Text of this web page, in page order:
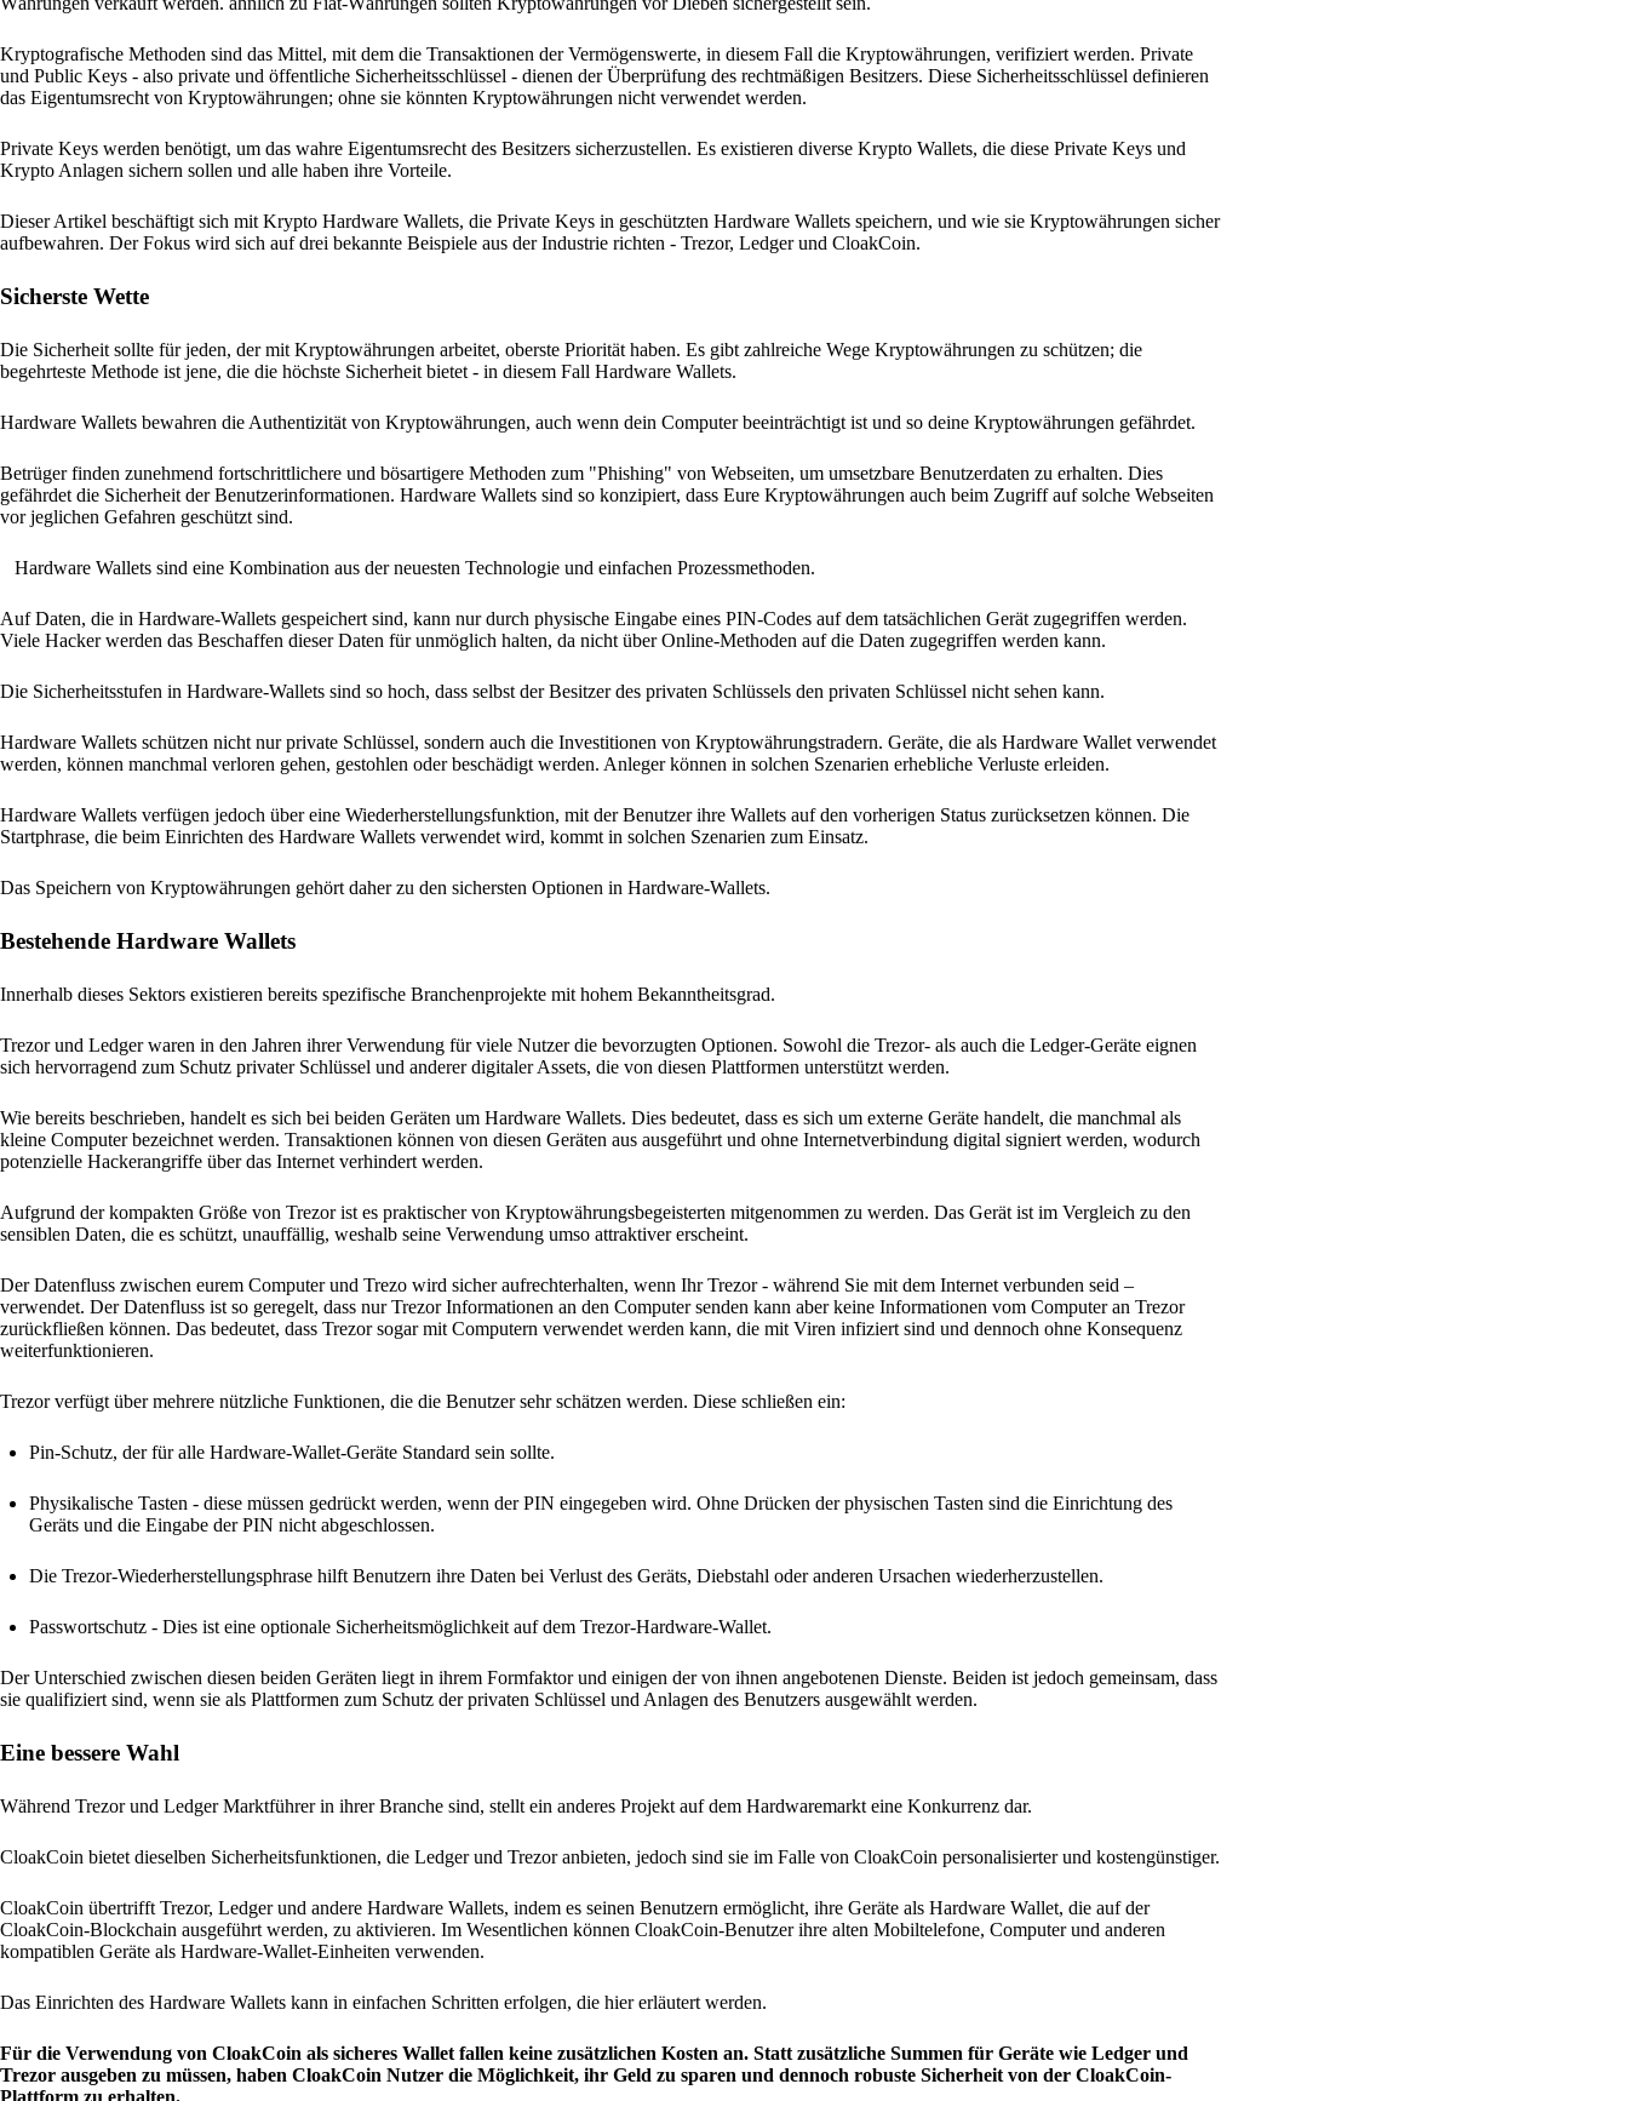
Kryptografische Methoden sind das Mittel, mit dem die Transaktionen der Vermögenswerte, in diesem Fall die Kryptowährungen, verifiziert werden. Private
und Public Keys - also private und öffentliche Sicherheitsschlüssel - dienen der Überprüfung des rechtmäßigen Besitzers. Diese Sicherheitsschlüssel definieren
das Eigentumsrecht von Kryptowährungen; ohne sie könnten Kryptowährungen nicht verwendet werden.
Private Keys werden benötigt, um das wahre Eigentumsrecht des Besitzers sicherzustellen. Es existieren diverse Krypto Wallets, die diese Private Keys und
Krypto Anlagen sichern sollen und alle haben ihre Vorteile.
Dieser Artikel beschäftigt sich mit Krypto Hardware Wallets, die Private Keys in geschützten Hardware Wallets speichern, und wie sie Kryptowährungen sicher
aufbewahren. Der Fokus wird sich auf drei bekannte Beispiele aus der Industrie richten - Trezor, Ledger und CloakCoin.
Sicherste Wette
Die Sicherheit sollte für jeden, der mit Kryptowährungen arbeitet, oberste Priorität haben. Es gibt zahlreiche Wege Kryptowährungen zu schützen; die
begehrteste Methode ist jene, die die höchste Sicherheit bietet - in diesem Fall Hardware Wallets.
Hardware Wallets bewahren die Authentizität von Kryptowährungen, auch wenn dein Computer beeinträchtigt ist und so deine Kryptowährungen gefährdet.
Betrüger finden zunehmend fortschrittlichere und bösartigere Methoden zum "Phishing" von Webseiten, um umsetzbare Benutzerdaten zu erhalten. Dies
gefährdet die Sicherheit der Benutzerinformationen. Hardware Wallets sind so konzipiert, dass Eure Kryptowährungen auch beim Zugriff auf solche Webseiten
vor jeglichen Gefahren geschützt sind.
Hardware Wallets sind eine Kombination aus der neuesten Technologie und einfachen Prozessmethoden.
Auf Daten, die in Hardware-Wallets gespeichert sind, kann nur durch physische Eingabe eines PIN-Codes auf dem tatsächlichen Gerät zugegriffen werden.
Viele Hacker werden das Beschaffen dieser Daten für unmöglich halten, da nicht über Online-Methoden auf die Daten zugegriffen werden kann.
Die Sicherheitsstufen in Hardware-Wallets sind so hoch, dass selbst der Besitzer des privaten Schlüssels den privaten Schlüssel nicht sehen kann.
Hardware Wallets schützen nicht nur private Schlüssel, sondern auch die Investitionen von Kryptowährungstradern. Geräte, die als Hardware Wallet verwendet
werden, können manchmal verloren gehen, gestohlen oder beschädigt werden. Anleger können in solchen Szenarien erhebliche Verluste erleiden.
Hardware Wallets verfügen jedoch über eine Wiederherstellungsfunktion, mit der Benutzer ihre Wallets auf den vorherigen Status zurücksetzen können. Die
Startphrase, die beim Einrichten des Hardware Wallets verwendet wird, kommt in solchen Szenarien zum Einsatz.
Das Speichern von Kryptowährungen gehört daher zu den sichersten Optionen in Hardware-Wallets.
Bestehende Hardware Wallets
Innerhalb dieses Sektors existieren bereits spezifische Branchenprojekte mit hohem Bekanntheitsgrad.
Trezor und Ledger waren in den Jahren ihrer Verwendung für viele Nutzer die bevorzugten Optionen. Sowohl die Trezor- als auch die Ledger-Geräte eignen
sich hervorragend zum Schutz privater Schlüssel und anderer digitaler Assets, die von diesen Plattformen unterstützt werden.
Wie bereits beschrieben, handelt es sich bei beiden Geräten um Hardware Wallets. Dies bedeutet, dass es sich um externe Geräte handelt, die manchmal als
kleine Computer bezeichnet werden. Transaktionen können von diesen Geräten aus ausgeführt und ohne Internetverbindung digital signiert werden, wodurch
potenzielle Hackerangriffe über das Internet verhindert werden.
Aufgrund der kompakten Größe von Trezor ist es praktischer von Kryptowährungsbegeisterten mitgenommen zu werden. Das Gerät ist im Vergleich zu den
sensiblen Daten, die es schützt, unauffällig, weshalb seine Verwendung umso attraktiver erscheint.
Der Datenfluss zwischen eurem Computer und Trezo wird sicher aufrechterhalten, wenn Ihr Trezor - während Sie mit dem Internet verbunden seid –
verwendet. Der Datenfluss ist so geregelt, dass nur Trezor Informationen an den Computer senden kann aber keine Informationen vom Computer an Trezor
zurückfließen können. Das bedeutet, dass Trezor sogar mit Computern verwendet werden kann, die mit Viren infiziert sind und dennoch ohne Konsequenz
weiterfunktionieren.
Trezor verfügt über mehrere nützliche Funktionen, die die Benutzer sehr schätzen werden. Diese schließen ein:
Pin-Schutz, der für alle Hardware-Wallet-Geräte Standard sein sollte.
Physikalische Tasten - diese müssen gedrückt werden, wenn der PIN eingegeben wird. Ohne Drücken der physischen Tasten sind die Einrichtung des
Geräts und die Eingabe der PIN nicht abgeschlossen.
Die Trezor-Wiederherstellungsphrase hilft Benutzern ihre Daten bei Verlust des Geräts, Diebstahl oder anderen Ursachen wiederherzustellen.
Passwortschutz - Dies ist eine optionale Sicherheitsmöglichkeit auf dem Trezor-Hardware-Wallet.
Der Unterschied zwischen diesen beiden Geräten liegt in ihrem Formfaktor und einigen der von ihnen angebotenen Dienste. Beiden ist jedoch gemeinsam, dass
sie qualifiziert sind, wenn sie als Plattformen zum Schutz der privaten Schlüssel und Anlagen des Benutzers ausgewählt werden.
Eine bessere Wahl
Während Trezor und Ledger Marktführer in ihrer Branche sind, stellt ein anderes Projekt auf dem Hardwaremarkt eine Konkurrenz dar.
CloakCoin bietet dieselben Sicherheitsfunktionen, die Ledger und Trezor anbieten, jedoch sind sie im Falle von CloakCoin personalisierter und kostengünstiger.
CloakCoin übertrifft Trezor, Ledger und andere Hardware Wallets, indem es seinen Benutzern ermöglicht, ihre Geräte als Hardware Wallet, die auf der
CloakCoin-Blockchain ausgeführt werden, zu aktivieren. Im Wesentlichen können CloakCoin-Benutzer ihre alten Mobiltelefone, Computer und anderen
kompatiblen Geräte als Hardware-Wallet-Einheiten verwenden.
Das Einrichten des Hardware Wallets kann in einfachen Schritten erfolgen, die hier erläutert werden.
Für die Verwendung von CloakCoin als sicheres Wallet fallen keine zusätzlichen Kosten an. Statt zusätzliche Summen für Geräte wie Ledger und
Trezor ausgeben zu müssen, haben CloakCoin Nutzer die Möglichkeit, ihr Geld zu sparen und dennoch robuste Sicherheit von der CloakCoin-